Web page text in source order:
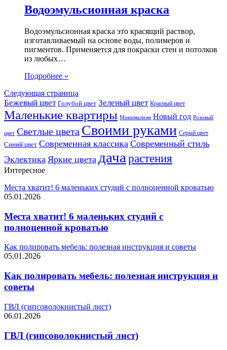
Водоэмульсионная краска
Водоэмульсионная краска это красящий раствор,
изготавливаемый на основе воды, полимеров и
пигментов. Применяется для покраски стен и потолков
из любых…
Подробнее »
Следующая страница
Бежевый цвет Голубой цвет Зеленый цвет Красный цвет
Маленькие квартиры Минимализм Новый год Розовый
цвет Светлые цвета Своими руками Серый цвет
Синий цвет Современная классика Современный стиль
Эклектика Яркие цвета дача растения
Интересное
Места хватит! 6 маленьких студий с полноценной кроватью
05.01.2026
Места хватит! 6 маленьких студий с
полноценной кроватью
Как полировать мебель: полезная инструкция и советы
05.01.2026
Как полировать мебель: полезная инструкция и
советы
ГВЛ (гипсоволокнистый лист)
06.01.2026
ГВЛ (гипсоволокнистый лист)